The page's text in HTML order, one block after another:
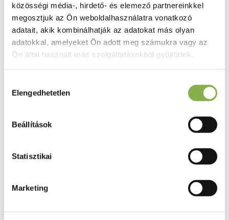
közösségi média-, hirdető- és elemező partnereinkkel
megosztjuk az Ön weboldalhasználatra vonatkozó
adatait, akik kombinálhatják az adatokat más olyan
adatokkal, amelyeket Ön adott meg számukra vagy az
Ön által használt más szolgáltatásokból gyűjtöttek.
kiválasztása
Elengedhetetlen
Beállítások
Statisztikai
Marketing
A növény elöregedésének késleltetése az
alkalmazás után, megőrizve ezzel a felszín
feletti biomasszát.
szárbaindulás idején fellépő korai
eredmények
Az EliGrain-a hatásai a tavaszi árpa a